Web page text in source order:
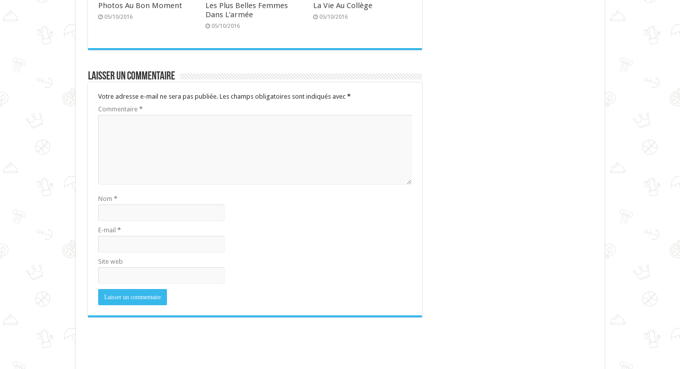
Photos Au Bon Moment
05/10/2016
Les Plus Belles Femmes
Dans L'armée
05/10/2016
La Vie Au Collège
05/10/2016
Laisser un commentaire
Votre adresse e-mail ne sera pas publiée. Les champs obligatoires sont indiqués avec *
Commentaire *
Nom *
E-mail *
Site web